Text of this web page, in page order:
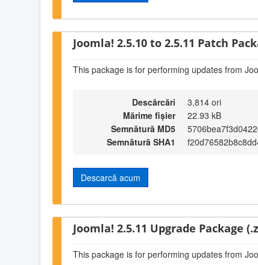
Joomla! 2.5.10 to 2.5.11 Patch
This package is for performing updates from
Descărcări
3,814 ori
Mărime fișier
22.93 kB
Semnătură MD5
Semnătură SHA1
Descarcă acum
Joomla! 2.5.11 Upgrade Package
This package is for performing updates from